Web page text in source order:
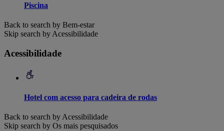
Piscina
Back to search by Bem-estar
Skip search by Acessibilidade
Acessibilidade
Hotel com acesso para cadeira de rodas
Back to search by Acessibilidade
Skip search by Os mais pesquisados